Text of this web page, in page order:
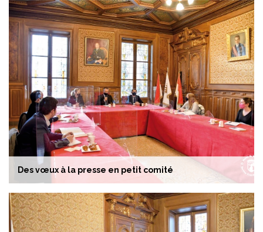
Des vœux à la presse en petit comité